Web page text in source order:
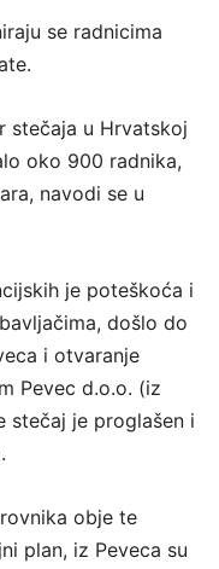
se radnicima
stečaja u Hrvatskoj
oko 900 radnika,
navodi se u
je poteškoća i
došlo do
i otvaranje
Pevec d.o.o. (iz
stečaj je proglašen i
obje te
plan, iz Peveca su